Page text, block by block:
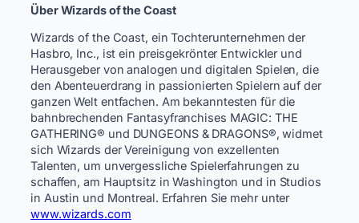
Über Wizards of the Coast
Wizards of the Coast, ein Tochterunternehmen der
Hasbro, Inc., ist ein preisgekrönter Entwickler und
Herausgeber von analogen und digitalen Spielen, die
den Abenteuerdrang in passionierten Spielern auf der
ganzen Welt entfachen. Am bekanntesten für die
bahnbrechenden Fantasyfranchises MAGIC: THE
GATHERING® und DUNGEONS & DRAGONS®, widmet
sich Wizards der Vereinigung von exzellenten
Talenten, um unvergessliche Spielerfahrungen zu
schaffen, am Hauptsitz in Washington und in Studios
in Austin und Montreal. Erfahren Sie mehr unter
www.wizards.com